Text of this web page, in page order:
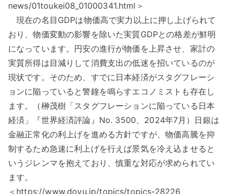
news/01toukei08_01000341.html＞
現在の名目GDPは物価高で実力以上に押し上げられて
おり、物価変動の影響を除いた実質GDPとの格差が鮮明
になっています。円安の進行が物価を上昇させ、家計の
実質所得は目減りして消費支出の低迷を招いているのが
現状です。そのため、すでに日本経済がスタグフレーシ
ョンに陥っていると警鐘を鳴らすエコノミストも存在し
ます。（榊茂樹「スタグフレーションに陥っている日本
経済」『世界経済評論』No. 3500、2024年7月）日銀は
金融正常化の利上げを進める方針ですが、物価高騰を抑
制するため急速に利上げを行えば景気を冷え込ませると
いうジレンマを抱えており、慎重な対応が求められてい
ます。
＜https://www.doyu.jp/topics/topics-28226